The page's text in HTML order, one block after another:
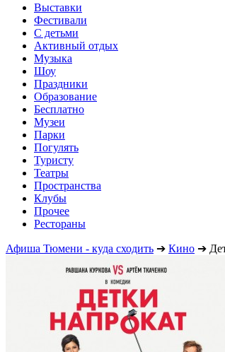
Выставки
Фестивали
С детьми
Активный отдых
Музыка
Шоу
Праздники
Образование
Бесплатно
Музеи
Парки
Погулять
Туристу
Театры
Пространства
Клубы
Прочее
Рестораны
Афиша Тюмени - куда сходить ➔ Кино ➔